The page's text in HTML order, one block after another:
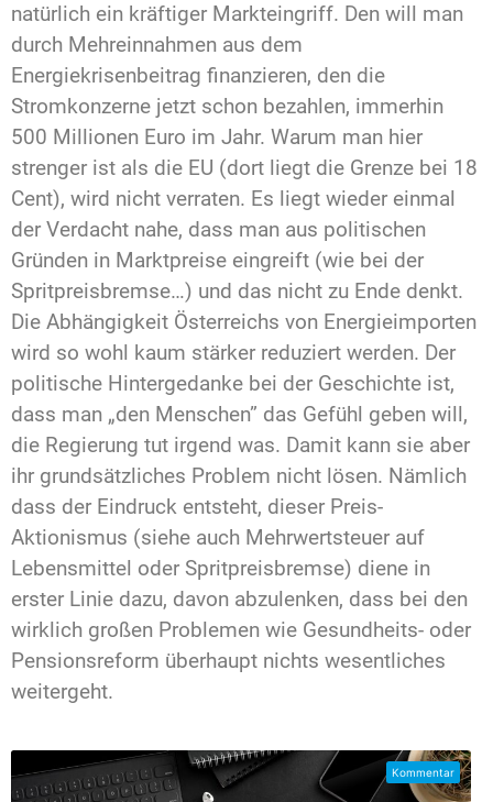
natürlich ein kräftiger Markteingriff. Den will man
durch Mehreinnahmen aus dem
Energiekrisenbeitrag finanzieren, den die
Stromkonzerne jetzt schon bezahlen, immerhin
500 Millionen Euro im Jahr. Warum man hier
strenger ist als die EU (dort liegt die Grenze bei 18
Cent), wird nicht verraten. Es liegt wieder einmal
der Verdacht nahe, dass man aus politischen
Gründen in Marktpreise eingreift (wie bei der
Spritpreisbremse…) und das nicht zu Ende denkt.
Die Abhängigkeit Österreichs von Energieimporten
wird so wohl kaum stärker reduziert werden. Der
politische Hintergedanke bei der Geschichte ist,
dass man „den Menschen” das Gefühl geben will,
die Regierung tut irgend was. Damit kann sie aber
ihr grundsätzliches Problem nicht lösen. Nämlich
dass der Eindruck entsteht, dieser Preis-
Aktionismus (siehe auch Mehrwertsteuer auf
Lebensmittel oder Spritpreisbremse) diene in
erster Linie dazu, davon abzulenken, dass bei den
wirklich großen Problemen wie Gesundheits- oder
Pensionsreform überhaupt nichts wesentliches
weitergeht.